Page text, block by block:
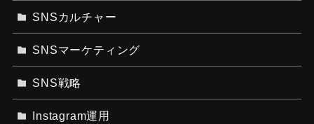
SNSカルチャー
SNSマーケティング
SNS戦略
Instagram運用